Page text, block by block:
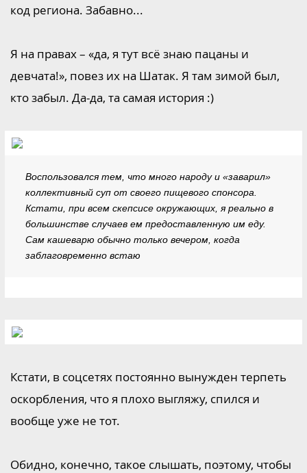
код региона. Забавно...
Я на правах – «да, я тут всё знаю пацаны и
девчата!», повез их на Шатак. Я там зимой был,
кто забыл. Да-да, та самая история :)
Воспользовался тем, что много народу и «заварил»
коллективный суп от своего пищевого спонсора.
Кстати, при всем скепсисе окружающих, я реально в
большинстве случаев ем предоставленную им еду.
Сам кашеварю обычно только вечером, когда
заблаговременно встаю
Кстати, в соцсетях постоянно вынужден терпеть
оскорбления, что я плохо выгляжу, спился и
вообще уже не тот.
Обидно, конечно, такое слышать, поэтому, чтобы